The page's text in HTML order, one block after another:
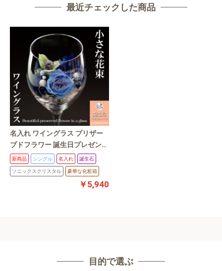
最近チェックした商品
名入れ ワイングラス プリザー
ブドフラワー 誕生日プレゼント
人気 ★ 高級クリスタルワイン
グラス 【誕生月スワロフスキ
ー】誕生日・父の日・母の日・
クリスマス【名入れ彫刻】 豪華
新商品 シングル 名入れ 誕生石
ソニックスクリスタル 豪華な化粧箱
￥5,940
目的で選ぶ